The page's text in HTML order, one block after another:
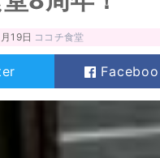
19日 ココチ食堂